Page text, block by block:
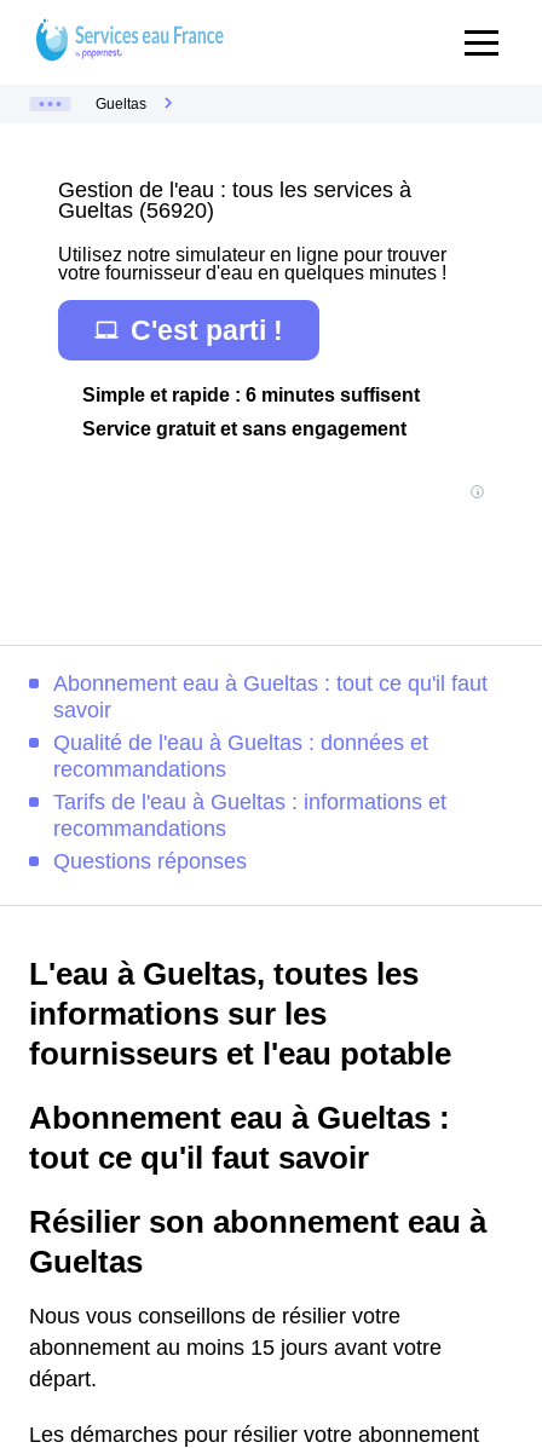
Gueltas
Gestion de l'eau : tous les services à
Gueltas (56920)
Utilisez notre simulateur en ligne pour trouver
votre fournisseur d'eau en quelques minutes !
C'est parti !
Simple et rapide : 6 minutes suffisent
Service gratuit et sans engagement
Abonnement eau à Gueltas : tout ce qu'il faut
savoir
Qualité de l'eau à Gueltas : données et
recommandations
Tarifs de l'eau à Gueltas : informations et
recommandations
Questions réponses
L'eau à Gueltas, toutes les
informations sur les
fournisseurs et l'eau potable
Abonnement eau à Gueltas :
tout ce qu'il faut savoir
Résilier son abonnement eau à
Gueltas
Nous vous conseillons de résilier votre
abonnement au moins 15 jours avant votre
départ.
Les démarches pour résilier votre abonnement